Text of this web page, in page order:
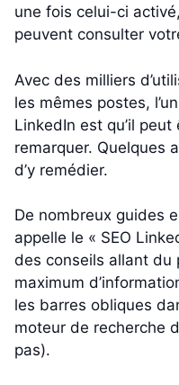
une fois celui-ci
peuvent consulter
Avec des milliers
les mêmes postes,
LinkedIn est qu’il
remarquer. Quelques
d’y remédier.
De nombreux guides
appelle le « SEO
des conseils allant du
maximum
les barres obliques
moteur de recherche
pas).